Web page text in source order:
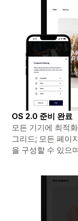
OS 2.0 준비 완료
모든 기기에 최적
그리드; 모든 페이
을 구성할 수 있으